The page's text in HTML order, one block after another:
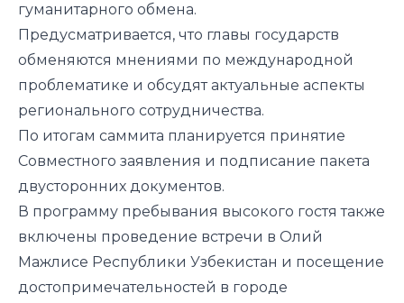
гуманитарного обмена.
Предусматривается, что главы государств
обменяются мнениями по международной
проблематике и обсудят актуальные аспекты
регионального сотрудничества.
По итогам саммита планируется принятие
Совместного заявления и подписание пакета
двусторонних документов.
В программу пребывания высокого гостя также
включены проведение встречи в Олий
Мажлисе Республики Узбекистан и посещение
достопримечательностей в городе